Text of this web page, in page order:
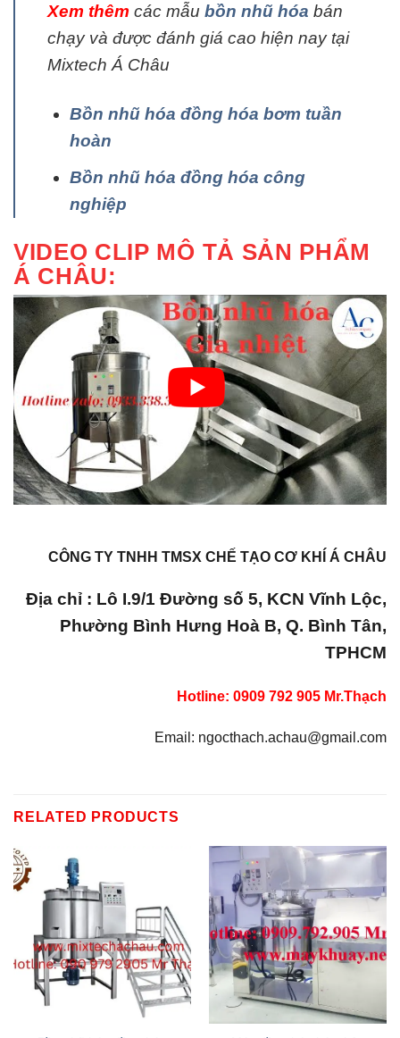
Xem thêm các mẫu bồn nhũ hóa bán
chạy và được đánh giá cao hiện nay tại
Mixtech Á Châu
Bồn nhũ hóa đồng hóa bơm tuần
hoàn
Bồn nhũ hóa đồng hóa công
nghiệp
VIDEO CLIP MÔ TẢ SẢN PHẨM
Á CHÂU:
CÔNG TY TNHH TMSX CHẾ TẠO CƠ KHÍ Á CHÂU
Địa chỉ : Lô I.9/1 Đường số 5, KCN Vĩnh Lộc,
Phường Bình Hưng Hoà B, Q. Bình Tân,
TPHCM
Hotline: 0909 792 905 Mr.Thạch
Email: ngocthach.achau@gmail.com
RELATED PRODUCTS